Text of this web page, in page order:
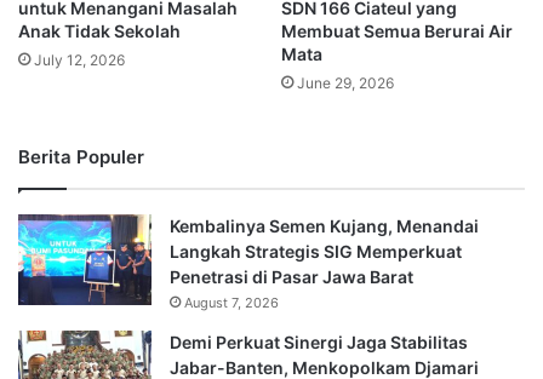
untuk Menangani Masalah
Anak Tidak Sekolah
July 12, 2026
SDN 166 Ciateul yang
Membuat Semua Berurai Air
Mata
June 29, 2026
Berita Populer
Kembalinya Semen Kujang, Menandai
Langkah Strategis SIG Memperkuat
Penetrasi di Pasar Jawa Barat
August 7, 2026
Demi Perkuat Sinergi Jaga Stabilitas
Jabar-Banten, Menkopolkam Djamari